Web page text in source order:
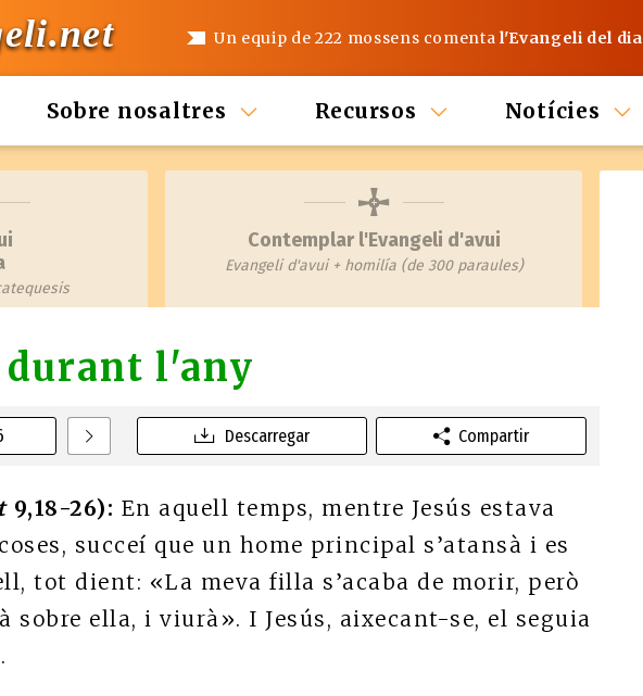
Un equip de 222 mossens comental'Evangeli del dia
Sobre nosaltres Recursos Notícies
Contemplar l'Evangeli d'avui
Evangeli d'avui + homilía (de 300 paraules)
durant l'any
Descarregar Compartir
9,18-26): En aquell temps, mentre Jesús estava
succeí que un home principal s’atansà i es
tot dient: «La meva filla s’acaba de morir, però
sobre ella, i viurà». I Jesús, aixecant-se, el seguia